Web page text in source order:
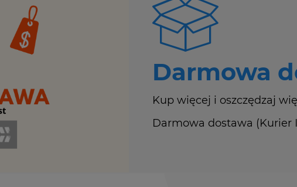
Darmowa
Kup więcej i oszczędzaj
Darmowa dostawa (Kurier